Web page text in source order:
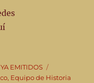
EMITIDOS
, Equipo de Historia